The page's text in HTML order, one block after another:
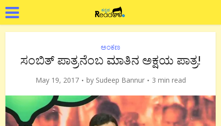
ಅಂಕಣ
ಸಂಬಿತ್ ಪಾತ್ರನೆಂಬ ಮಾತಿನ ಅಕ್ಷಯ ಪಾತ್ರ!
May 19, 2017 by Sudeep Bannur 3 min read